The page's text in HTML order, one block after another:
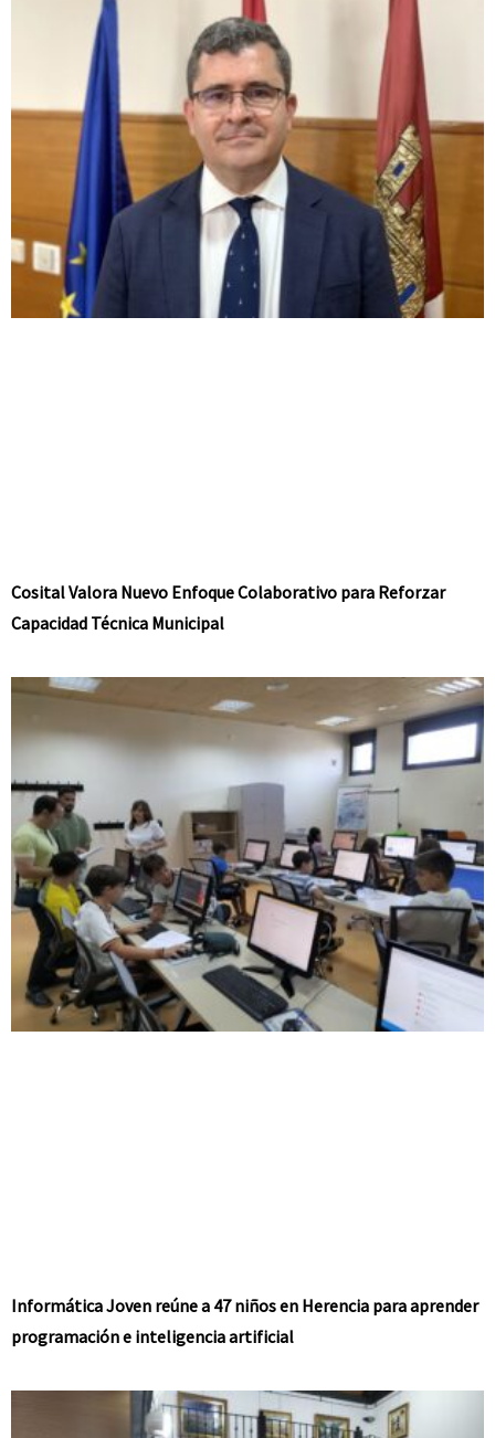
Cosital Valora Nuevo Enfoque Colaborativo para Reforzar
Capacidad Técnica Municipal
Informática Joven reúne a 47 niños en Herencia para aprender
programación e inteligencia artificial